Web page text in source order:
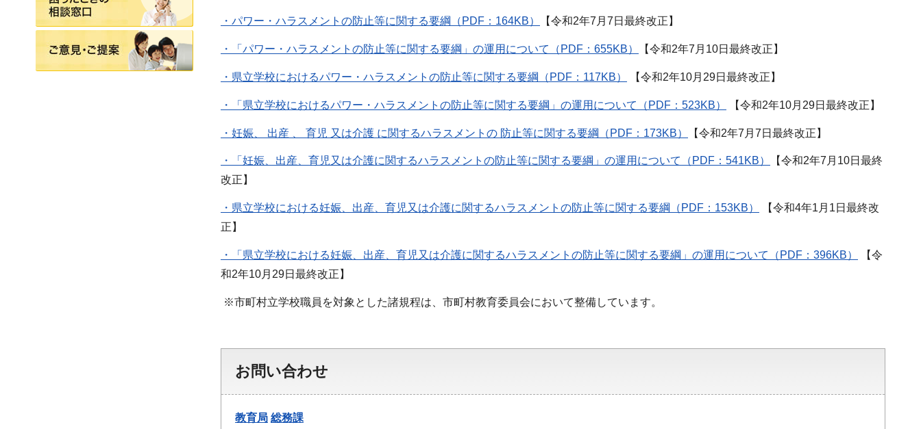
・パワー・ハラスメントの防止等に関する要綱（PDF：164KB） 【令和2年7月7日最終改正】
・「パワー・ハラスメントの防止等に関する要綱」の運用について（PDF：655KB） 【令和2年7月10日最終改正】
・県立学校におけるパワー・ハラスメントの防止等に関する要綱（PDF：117KB） 【令和2年10月29日最終改正】
・「県立学校におけるパワー・ハラスメントの防止等に関する要綱」の運用について（PDF：523KB） 【令和2年10月29日最終改正】
・妊娠、 出産 、 育児 又は介護 に関するハラスメントの 防止等に関する要綱（PDF：173KB） 【令和2年7月7日最終改正】
・「妊娠、出産、育児又は介護に関するハラスメントの防止等に関する要綱」の運用について（PDF：541KB）
【令和2年7月10日最終
改正】
・県立学校における妊娠、出産、育児又は介護に関するハラスメントの防止等に関する要綱（PDF：153KB）
【令和4年1月1日最終改
正】
・「県立学校における妊娠、出産、育児又は介護に関するハラスメントの防止等に関する要綱」の運用について（PDF：396KB）
【令
和2年10月29日最終改正】
※市町村立学校職員を対象とした諸規程は、市町村教育委員会において整備しています。
お問い合わせ
教育局 総務課